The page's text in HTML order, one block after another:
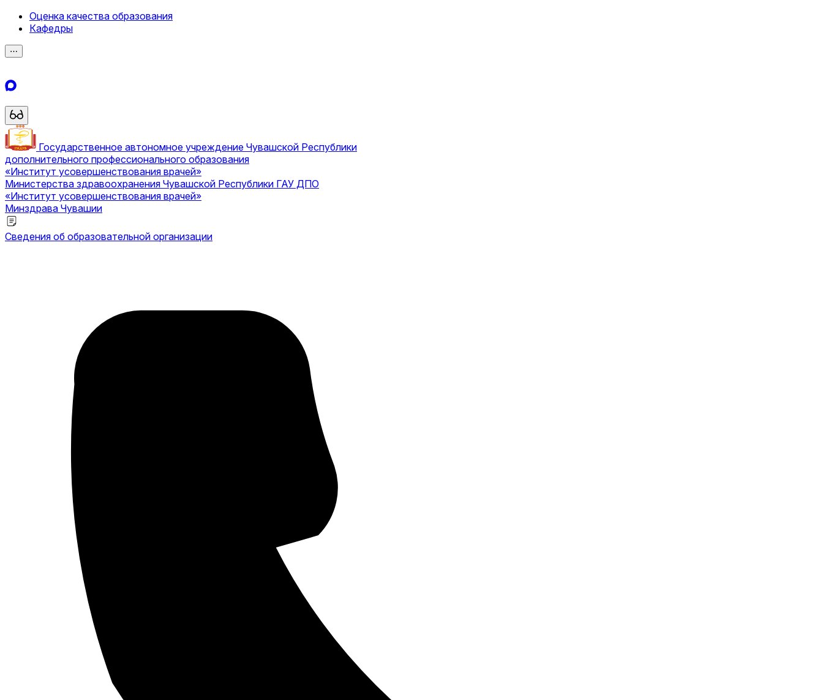
Оценка качества образования
Кафедры
⋯
Государственное автономное учреждение Чувашской Республики
дополнительного профессионального образования
«Институт усовершенствования врачей»
Министерства здравоохранения Чувашской Республики ГАУ ДПО
«Институт усовершенствования врачей»
Минздрава Чувашии
Сведения об образовательной организации